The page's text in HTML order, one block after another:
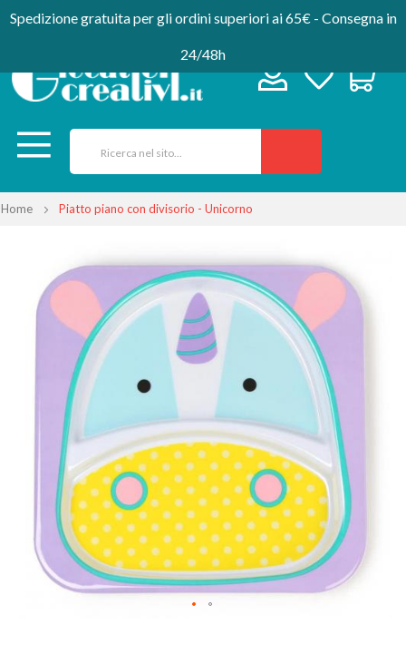
Spedizione gratuita per gli ordini superiori ai 65€ - Consegna in
24/48h
Home Piatto piano con divisorio - Unicorno
della
galleria